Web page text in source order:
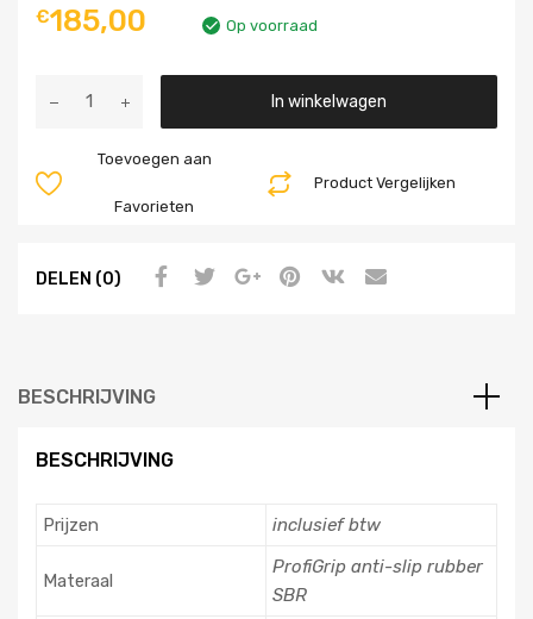
€185,00 Op voorraad
In winkelwagen
Product Vergelijken
Toevoegen aan
Favorieten
DELEN (0)
BESCHRIJVING
BESCHRIJVING
Prijzen inclusief btw
Materaal
ProfiGrip anti-slip rubber
SBR